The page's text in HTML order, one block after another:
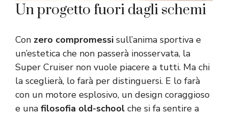
Un progetto fuori dagli schemi
Con zero compromessi sull’anima sportiva e
un’estetica che non passerà inosservata, la
Super Cruiser non vuole piacere a tutti. Ma chi
la sceglierà, lo farà per distinguersi. E lo farà
con un motore esplosivo, un design coraggioso
e una filosofia old-school che si fa sentire a